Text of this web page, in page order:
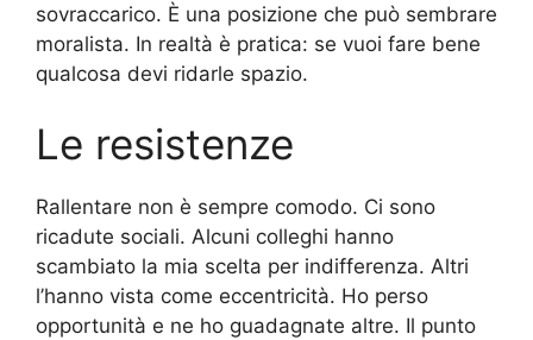
sovraccarico. È una posizione che può sembrare
moralista. In realtà è pratica: se vuoi fare bene
qualcosa devi ridarle spazio.
Le resistenze
Rallentare non è sempre comodo. Ci sono
ricadute sociali. Alcuni colleghi hanno
scambiato la mia scelta per indifferenza. Altri
l’hanno vista come eccentricità. Ho perso
opportunità e ne ho guadagnate altre. Il punto